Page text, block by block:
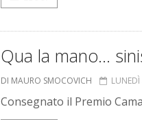
Qua la mano...
DI MAURO SMOCOVICH LUNEDÌ
Consegnato il Premio